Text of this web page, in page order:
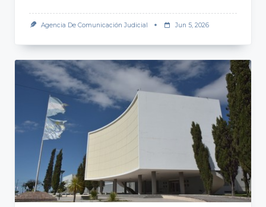
Agencia De Comunicación Judicial Jun 5, 2026